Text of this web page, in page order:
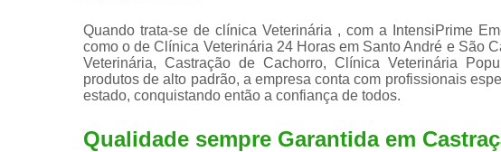
Quando trata-se de clínica Veterinária , com a IntensiPrime
como o de Clínica Veterinária 24 Horas em Santo André e São
Veterinária, Castração de Cachorro, Clínica Veterinária
produtos de alto padrão, a empresa conta com profissionais
estado, conquistando então a confiança de todos.
Qualidade sempre Garantida em